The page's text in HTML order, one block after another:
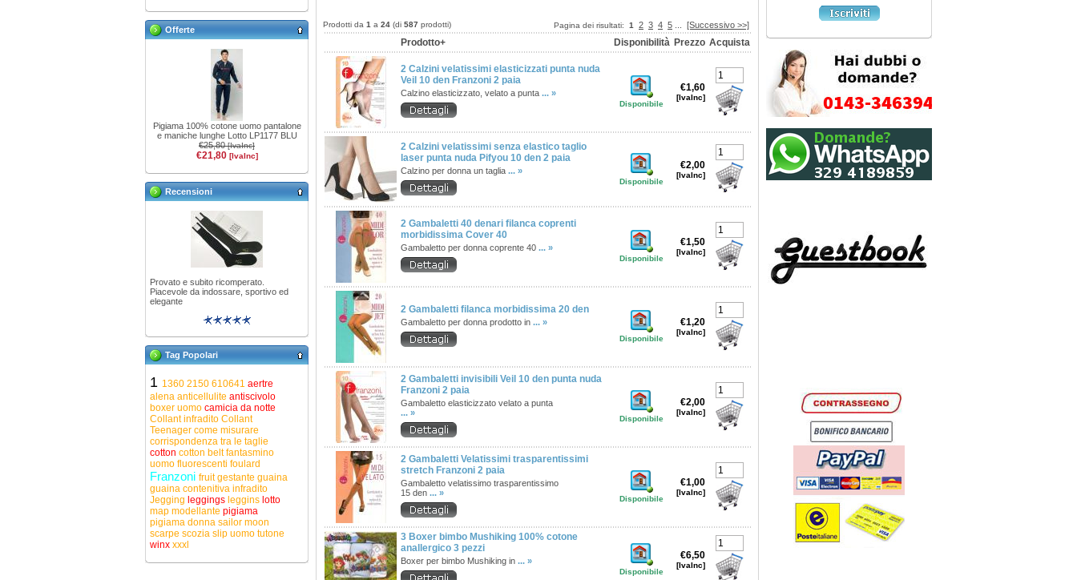
Offerte
Pigiama 100% cotone uomo pantalone
e maniche lunghe Lotto LP1177 BLU
€25,80[IvaInc]
€21,80 [IvaInc]
Recensioni
Provato e subito ricomperato.
Piacevole da indossare, sportivo ed
elegante
Tag Popolari
1 1360 2150 610641 aertre
alena anticellulite antiscivolo
boxer uomo camicia da notte
Collant infradito Collant
Teenager come misurare
corrispondenza tra le taglie
cotton cotton beltfantasmino
uomo fluorescenti foulard
Franzoni fruitgestante guaina
guaina contenitiva infradito
Jegging leggings leggins lotto
map modellante pigiama
pigiama donna sailor moon
scarpe scozia slip uomo tutone
winx xxxl
Prodotti da 1 a 24 (di 587 prodotti) Pagina dei risultati: 1 2 3 4 5 [Successivo >>]
Prodotto+ Disponibilità Prezzo Acquista
2 Calzini velatissimi elasticizzati punta nuda
Veil 10 den Franzoni 2 paia
Calzino elasticizzato, velato a punta ... »
Disponibile
€1,60
[IvaInc]
2 Calzini velatissimi senza elastico taglio
laser punta nuda Pifyou 10 den 2 paia
Calzino per donna un taglia ... »
Disponibile
€2,00
[IvaInc]
2 Gambaletti 40 denari filanca coprenti
morbidissima Cover 40
Gambaletto per donna coprente 40 ... »
Disponibile
€1,50
[IvaInc]
2 Gambaletti filanca morbidissima 20 den
Gambaletto per donna prodotto in ... »
Disponibile
€1,20
[IvaInc]
2 Gambaletti invisibili Veil 10 den punta nuda
Franzoni 2 paia
Gambaletto elasticizzato velato a punta
... »
Disponibile
€2,00
[IvaInc]
2 Gambaletti Velatissimi trasparentissimi
stretch Franzoni 2 paia
Gambaletto velatissimo trasparentissimo
15 den ... »
Disponibile
€1,00
[IvaInc]
3 Boxer bimbo Mushiking 100% cotone
anallergico 3 pezzi
Boxer per bimbo Mushiking in ... »
Disponibile
€6,50
[IvaInc]